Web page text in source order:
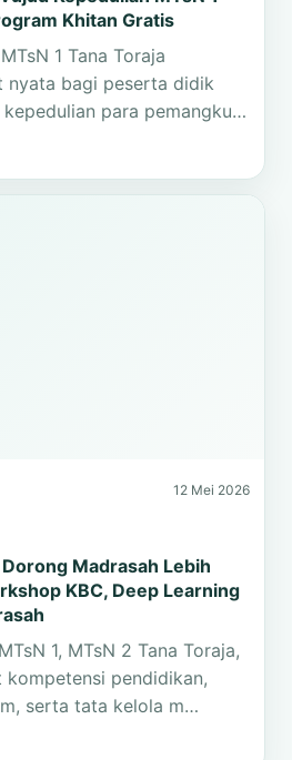
Khitan Gratis
1 Tana Toraja
nyata bagi peserta didik
para pemangku…
12 Mei 2026
Madrasah Lebih
KBC, Deep Learning
1, MTsN 2 Tana Toraja,
kompetensi pendidikan,
serta tata kelola m…